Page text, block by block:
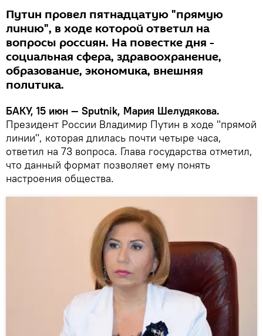
Путин провел пятнадцатую "прямую
линию", в ходе которой ответил на
вопросы россиян. На повестке дня -
социальная сфера, здравоохранение,
образование, экономика, внешняя
политика.
БАКУ, 15 июн — Sputnik, Мария Шелудякова.
Президент России Владимир Путин в ходе "прямой
линии", которая длилась почти четыре часа,
ответил на 73 вопроса. Глава государства отметил,
что данный формат позволяет ему понять
настроения общества.